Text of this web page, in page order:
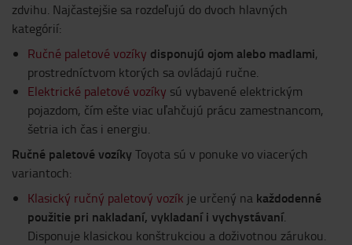
zdvihu. Najčastejšie sa rozdeľujú do dvoch hlavných
kategórií:
Ručné paletové vozíky disponujú ojom alebo madlami,
prostredníctvom ktorých sa ovládajú ručne.
Elektrické paletové vozíky sú vybavené elektrickým
pojazdom, čím ešte viac uľahčujú prácu zamestnancom,
šetria ich čas i energiu.
Ručné paletové vozíky Toyota sú v ponuke vo viacerých
variantoch:
Klasický ručný paletový vozík je určený na každodenné
použitie pri nakladaní, vykladaní i vychystávaní.
Disponuje klasickou konštrukciou a doživotnou zárukou.